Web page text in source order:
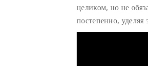
целиком, но не
постепенно, уделяя